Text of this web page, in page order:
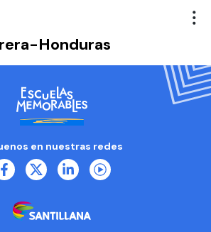
Honduras
en nuestras redes